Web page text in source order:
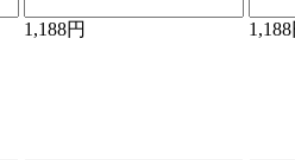
1,188円